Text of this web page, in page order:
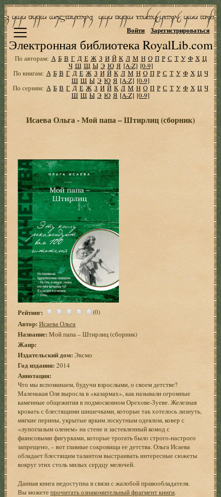
Электронная библиотека RoyalLib.com
Войти Зарегистрироваться
По авторам: А Б В Г Д Е Ж З И Й К Л М Н О П Р С Т У Ф Х Ц
Ч Ш Щ Ы Э Ю Я [A-Z] [0-9]
По книгам: А Б В Г Д Е Ж З И Й К Л М Н О П Р С Т У Ф Х Ц Ч
Ш Щ Ы Э Ю Я [A-Z] [0-9]
По сериям: А Б В Г Д Е Ж З И Й К Л М Н О П Р С Т У Ф Х Ц Ч
Ш Щ Ы Э Ю Я [A-Z] [0-9]
Исаева Ольга - Мой папа – Штирлиц (сборник)
Рейтинг: (0)
Автор: Исаева Ольга
Название: Мой папа – Штирлиц (сборник)
Жанр:
Издательский дом: Эксмо
Год издания: 2014
Аннотация:
Что мы вспоминаем, будучи взрослыми, о своем детстве?
Маленькая Оля выросла в «казармах», как называли огромные
каменные общежития в подмосковном Орехове-Зуеве. Железная
кровать с блестящими шишечками, которые так хотелось лизнуть,
мягкие перины, укрытые ярким лоскутным одеялом, ковер с
«лупоглазым оленем» на стене и застекленный комод с
фаянсовыми фигурками, которые трогать было строго-настрого
запрещено, – вот главные сокровища ее детства. Ольга Исаева
обладает блестящим талантом выстраивать интересные сюжеты
вокруг этих столь милых сердцу мелочей.
Данная книга недоступна в связи с жалобой правообладателя.
Вы можетепрочитать ознакомительный фрагмент книги.